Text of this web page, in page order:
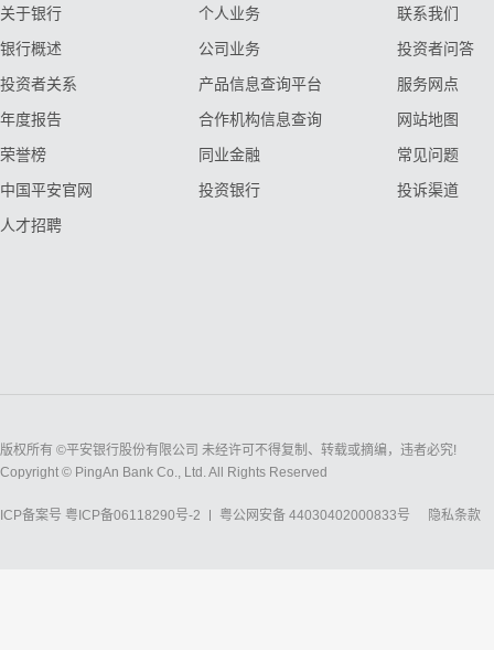
关于银行
银行概述
投资者关系
年度报告
荣誉榜
中国平安官网
人才招聘
个人业务
公司业务
产品信息查询平台
合作机构信息查询
同业金融
投资银行
联系我们
投资者问答
服务网点
网站地图
常见问题
投诉渠道
版权所有 ©平安银行股份有限公司 未经许可不得复制、转载或摘编，违者必究!
Copyright © PingAn Bank Co., Ltd. All Rights Reserved
ICP备案号 粤ICP备06118290号-2 粤公网安备 44030402000833号 隐私条款